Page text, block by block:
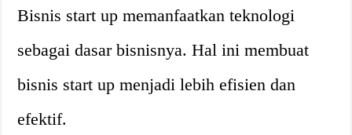
Bisnis start up memanfaatkan teknologi
sebagai dasar bisnisnya. Hal ini membuat
bisnis start up menjadi lebih efisien dan
efektif.